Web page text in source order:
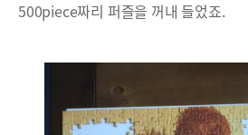
500piece짜리 퍼즐을 꺼내 들었죠.